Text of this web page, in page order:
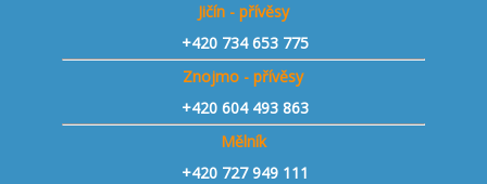
Jičín - přívěsy
+420 734 653 775
Znojmo - přívěsy
+420 604 493 863
Mělník
+420 727 949 111